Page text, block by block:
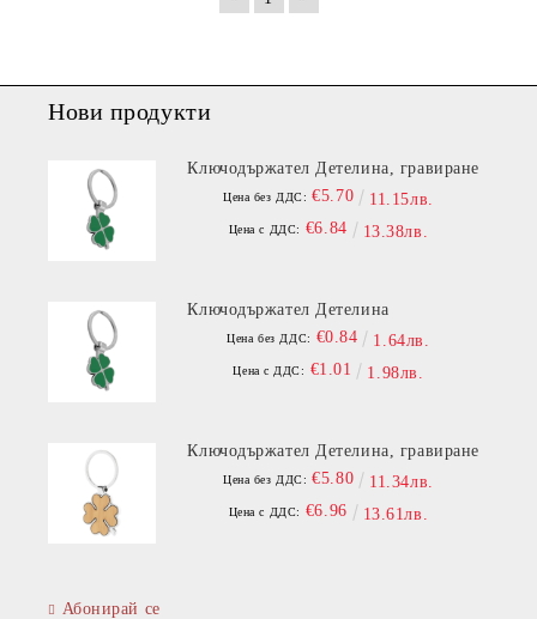
Нови продукти
Ключодържател Детелина, гравиране
Цена без ДДС: €5.70 11.15лв.
Цена с ДДС: €6.84 13.38лв.
Ключодържател Детелина
Цена без ДДС: €0.84 1.64лв.
Цена с ДДС: €1.01 1.98лв.
Ключодържател Детелина, гравиране
Цена без ДДС: €5.80 11.34лв.
Цена с ДДС: €6.96 13.61лв.
Абонирай се